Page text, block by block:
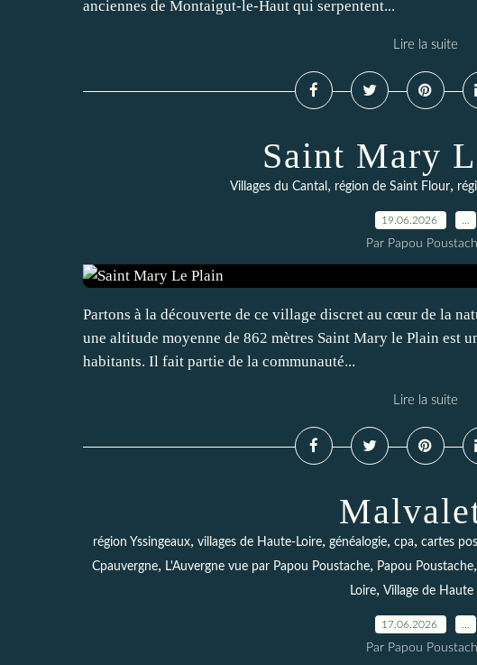
anciennes de Montaigut-le-Haut qui serpentent...
Lire la suite
Saint Mary
Villages du Cantal , région de Saint Flour,
19.06.2026
Par Papou
Partons à la découverte de ce village discret au cœur de la
une altitude moyenne de 862 mètres Saint Mary le Plain est
habitants. Il fait partie de la communauté...
Lire la suite
région Yssingeaux, villages de Haute-Loire, généalogie, cpa, cartes
Cpauvergne, L'Auvergne vue par Papou Poustache, Papou Poustache,
Loire, Village de Haute
17.06.2026
Par Papou